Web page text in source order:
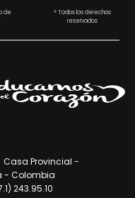
de
® Todos los derechos
reservados
Casa Provincial -
- Colombia
243.95.10